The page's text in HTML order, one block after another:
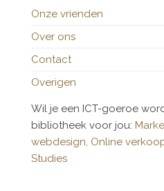
Onze vrienden
Over ons
Contact
Overigen
Wil je een ICT-goeroe
bibliotheek voor jou:
webdesign, Online
Studies